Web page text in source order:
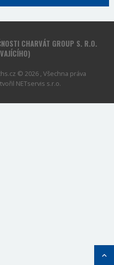
CHARVÁT GROUP S. R.O.
© 2026 , Všechna práva
NETservis s.r.o.